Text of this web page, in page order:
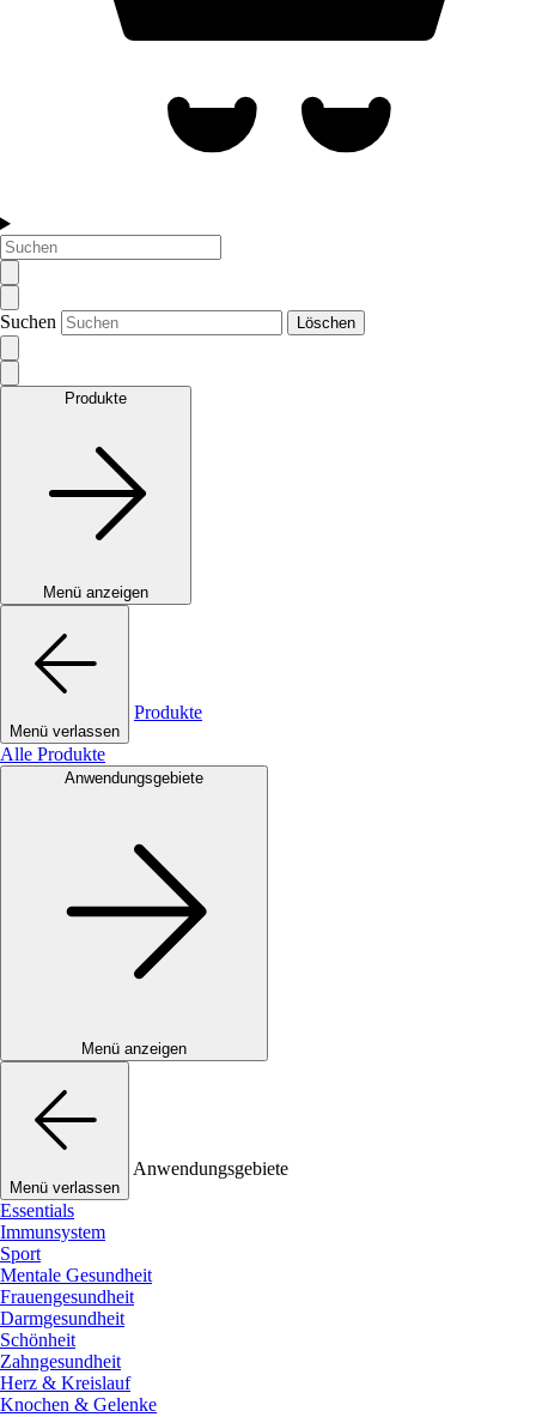
Suchen Löschen
Produkte
Menü anzeigen
Menü verlassen
Produkte
Alle Produkte
Anwendungsgebiete
Menü anzeigen
Menü verlassen
Anwendungsgebiete
Essentials
Immunsystem
Sport
Mentale Gesundheit
Frauengesundheit
Darmgesundheit
Schönheit
Zahngesundheit
Herz & Kreislauf
Knochen & Gelenke